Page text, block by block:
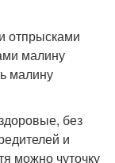
отпрысками
малину
малину
без
и
можно чуточку